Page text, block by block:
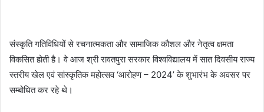
संस्कृति गतिविधियों से रचनात्मकता और सामाजिक कौशल और नेतृत्व क्षमता
विकसित होती है। वे आज श्री रावतपुरा सरकार विश्वविद्यालय में सात दिवसीय राज्य
स्तरीय खेल एवं सांस्कृतिक महोत्सव ‘आरोहण – 2024’ के शुभारंभ के अवसर पर
सम्बोधित कर रहे थे।